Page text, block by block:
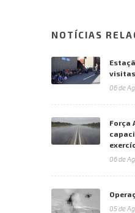
NOTÍCIAS
06 de
Força
06 de
05 de